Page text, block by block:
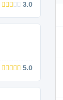
3.0
5.0